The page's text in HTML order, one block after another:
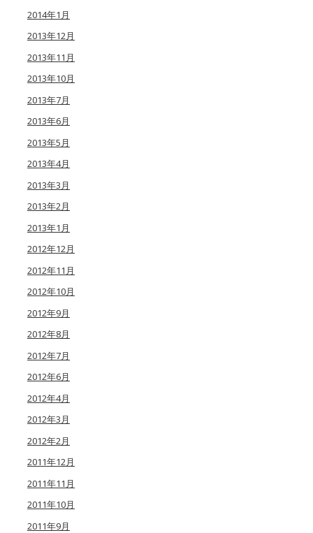
2014年1月
2013年12月
2013年11月
2013年10月
2013年7月
2013年6月
2013年5月
2013年4月
2013年3月
2013年2月
2013年1月
2012年12月
2012年11月
2012年10月
2012年9月
2012年8月
2012年7月
2012年6月
2012年4月
2012年3月
2012年2月
2011年12月
2011年11月
2011年10月
2011年9月